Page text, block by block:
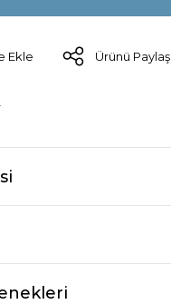
Ürünü Paylaş